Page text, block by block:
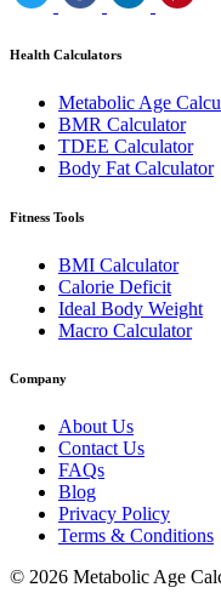
Health Calculators
Metabolic Age
BMR Calculator
TDEE Calculator
Body Fat Calculator
Fitness Tools
BMI Calculator
Calorie Deficit
Ideal Body Weight
Macro Calculator
Company
About Us
Contact Us
FAQs
Blog
Privacy Policy
Terms & Conditions
© 2026 Metabolic Age